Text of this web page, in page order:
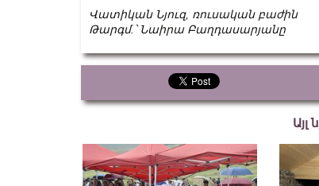
Վատիկան Նյուզ, ռուսական բաժին
Թարգմ. Նաիրա Բաղդասարյանը
Այլ